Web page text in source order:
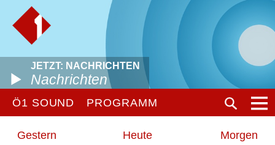
JETZT: NACHRICHTEN
Nachrichten
Ö1 SOUND PROGRAMM
Gestern Heute Morgen